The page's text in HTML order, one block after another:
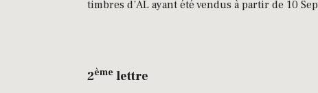
timbres d’AL ayant été vendus à partir de 10
2ème lettre